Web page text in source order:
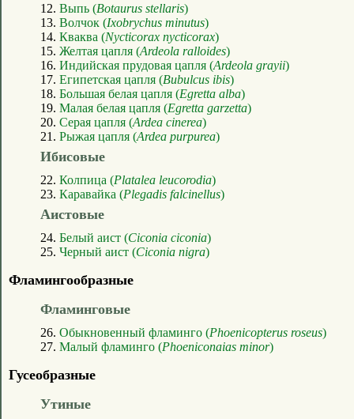
12. Выпь (Botaurus stellaris)
13. Волчок (Ixobrychus minutus)
14. Кваква (Nycticorax nycticorax)
15. Желтая цапля (Ardeola ralloides)
16. Индийская прудовая цапля (Ardeola grayii)
17. Египетская цапля (Bubulcus ibis)
18. Большая белая цапля (Egretta alba)
19. Малая белая цапля (Egretta garzetta)
20. Серая цапля (Ardea cinerea)
21. Рыжая цапля (Ardea purpurea)
Ибисовые
22. Колпица (Platalea leucorodia)
23. Каравайка (Plegadis falcinellus)
Аистовые
24. Белый аист (Ciconia ciconia)
25. Черный аист (Ciconia nigra)
Фламингообразные
Фламинговые
26. Обыкновенный фламинго (Phoenicopterus roseus)
27. Малый фламинго (Phoeniconaias minor)
Гусеобразные
Утиные